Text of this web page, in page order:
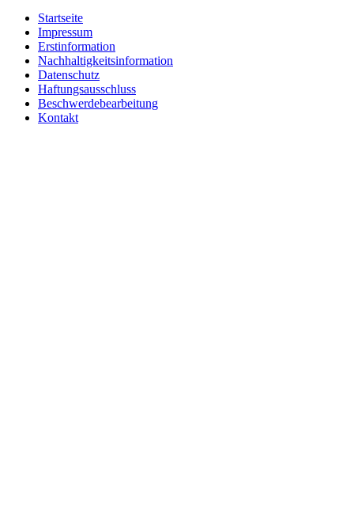
Startseite
Impressum
Erstinformation
Nachhaltigkeitsinformation
Datenschutz
Haftungsausschluss
Beschwerdebearbeitung
Kontakt